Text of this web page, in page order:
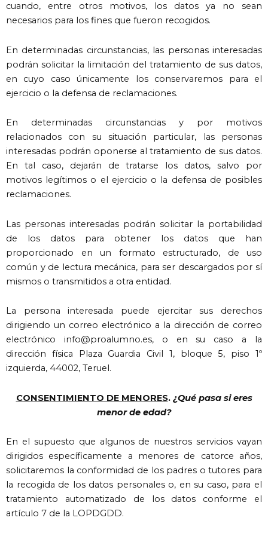
cuando, entre otros motivos, los datos ya no sean
necesarios para los fines que fueron recogidos.
En determinadas circunstancias, las personas interesadas
podrán solicitar la limitación del tratamiento de sus datos,
en cuyo caso únicamente los conservaremos para el
ejercicio o la defensa de reclamaciones.
En determinadas circunstancias y por motivos
relacionados con su situación particular, las personas
interesadas podrán oponerse al tratamiento de sus datos.
En tal caso, dejarán de tratarse los datos, salvo por
motivos legítimos o el ejercicio o la defensa de posibles
reclamaciones.
Las personas interesadas podrán solicitar la portabilidad
de los datos para obtener los datos que han
proporcionado en un formato estructurado, de uso
común y de lectura mecánica, para ser descargados por sí
mismos o transmitidos a otra entidad.
La persona interesada puede ejercitar sus derechos
dirigiendo un correo electrónico a la dirección de correo
electrónico info@proalumno.es, o en su caso a la
dirección física Plaza Guardia Civil 1, bloque 5, piso 1º
izquierda, 44002, Teruel.
CONSENTIMIENTO DE MENORES. ¿Qué pasa si eres
menor de edad?
En el supuesto que algunos de nuestros servicios vayan
dirigidos específicamente a menores de catorce años,
solicitaremos la conformidad de los padres o tutores para
la recogida de los datos personales o, en su caso, para el
tratamiento automatizado de los datos conforme el
artículo 7 de la LOPDGDD.